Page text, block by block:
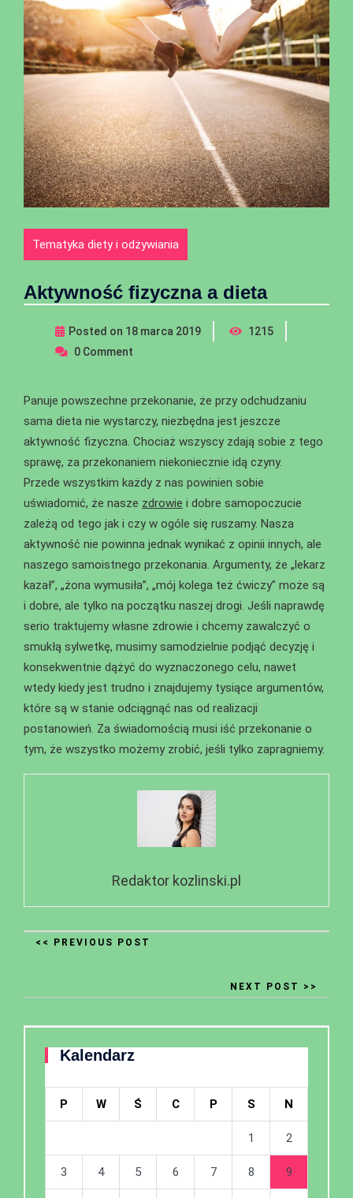
Tematyka diety i odżywiania
Aktywność fizyczna a dieta
Posted on 18 marca 2019
1215
0 Comment
Panuje powszechne przekonanie, że przy odchudzaniu
sama dieta nie wystarczy, niezbędna jest jeszcze
aktywność fizyczna. Chociaż wszyscy zdają sobie z tego
sprawę, za przekonaniem niekoniecznie idą czyny.
Przede wszystkim każdy z nas powinien sobie
uświadomić, że nasze zdrowie i dobre samopoczucie
zależą od tego jak i czy w ogóle się ruszamy. Nasza
aktywność nie powinna jednak wynikać z opinii innych, ale
naszego samoistnego przekonania. Argumenty, że „lekarz
kazał”, „żona wymusiła”, „mój kolega też ćwiczy” może są
i dobre, ale tylko na początku naszej drogi. Jeśli naprawdę
serio traktujemy własne zdrowie i chcemy zawalczyć o
smukłą sylwetkę, musimy samodzielnie podjąć decyzję i
konsekwentnie dążyć do wyznaczonego celu, nawet
wtedy kiedy jest trudno i znajdujemy tysiące argumentów,
które są w stanie odciągnąć nas od realizacji
postanowień. Za świadomością musi iść przekonanie o
tym, że wszystko możemy zrobić, jeśli tylko zapragniemy.
Redaktor kozlinski.pl
<< PREVIOUS POST
NEXT POST >>
Kalendarz
P W Ś C P S N
1 2
3 4 5 6 7 8 9